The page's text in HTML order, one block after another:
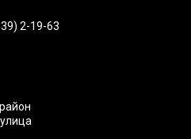
2-19-63